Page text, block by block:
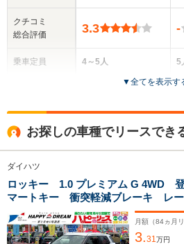
クチコミ
総合評価
乗車定員
サイズ
3.3
4～5人
全高
1.83m～1.92m
全幅
1.58m～1.78m
3.66m～4.1m
-
5
5
▼全てを表示す
お探しの車種でリースでき
ダイハツ
ロッキー 1.0 プレミアム G 4WD
マートキー 衝突軽減ブレーキ レー
ト オートライト ADB オートエ
ター ACC ステアリングスイッチ
ー フォグライト前後 純正17インチ
月額（84ヵ月
3.31万円